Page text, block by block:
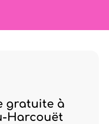
gratuite à
Harcouët